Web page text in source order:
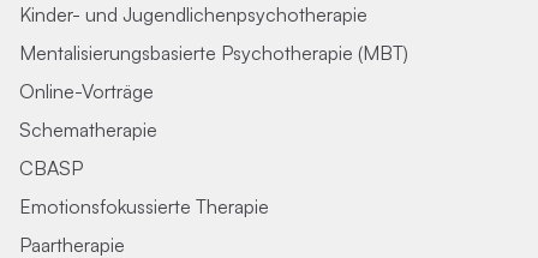
Kinder- und Jugendlichenpsychotherapie
Mentalisierungsbasierte Psychotherapie (MBT)
Online-Vorträge
Schematherapie
CBASP
Emotionsfokussierte Therapie
Paartherapie